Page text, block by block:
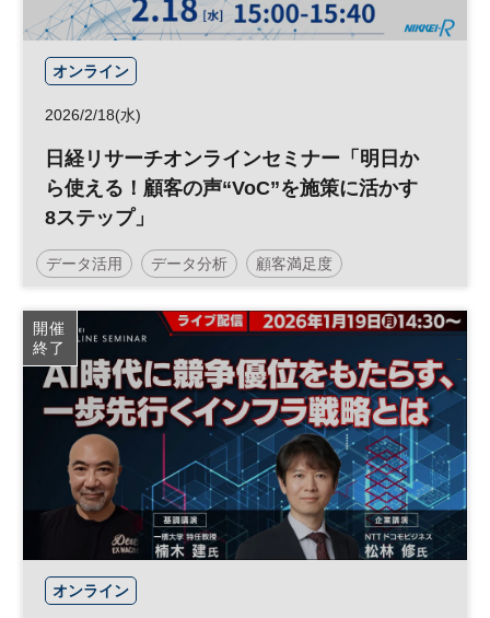
オンライン
2026/2/18(水)
日経リサーチオンラインセミナー「明日か
ら使える！顧客の声“VoC”を施策に活かす
8ステップ」
データ活用 データ分析 顧客満足度
マーケティング CX
参加無料
開催
終了
オンライン